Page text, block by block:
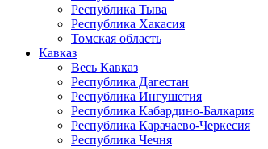
Республика Тыва
Республика Хакасия
Томская область
Кавказ
Весь Кавказ
Республика Дагестан
Республика Ингушетия
Республика Кабардино-Балкария
Республика Карачаево-Черкесия
Республика Чечня